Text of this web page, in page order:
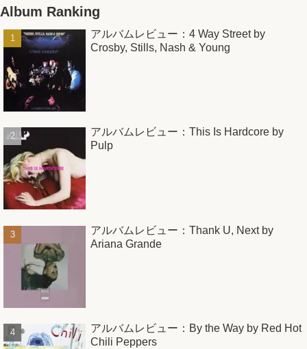
Album Ranking
アルバムレビュー：4 Way Street by
Crosby, Stills, Nash & Young
アルバムレビュー：This Is Hardcore by
Pulp
アルバムレビュー：Thank U, Next by
Ariana Grande
アルバムレビュー：By the Way by Red Hot
Chili Peppers